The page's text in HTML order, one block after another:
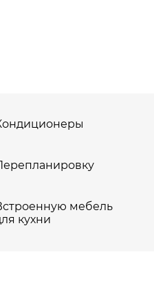
мебель
кухни